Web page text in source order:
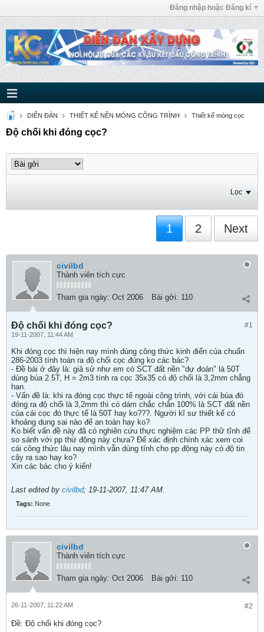
Đăng nhập hoặc Đăng kí
DIỄN ĐÀN THIẾT KẾ NỀN MÓNG CÔNG TRÌNH Thiết kế móng cọc
Độ chối khi đóng cọc?
Lọc
1 2 Next
civilbd
Thành viên tích cực
Tham gia ngày: Oct 2006 Bài gởi: 110
#1
Độ chối khi đóng cọc?
19-11-2007, 11:44 AM
Khi đóng cọc thì hiện nay mình dùng công thức kinh điển của chuẩn
286-2003 tính toán ra độ chối cọc đúng ko các bác?
- Đề bài ở đây là: giả sử như em có SCT đất nền "dự đoán" là 50T
dùng búa 2.5T, H = 2m3 tính ra cọc 35x35 có độ chối là 3,2mm chẳng
han.
- Vấn đề là: khi ra đóng cọc thực tế ngoài công trình, với cái búa đó
đóng ra độ chối là 3,2mm thì có dám chắc chắn 100% là SCT đất nền
của cái cọc đó thực tế là 50T hay ko???. Người kĩ sư thiết kế có
khoảng dung sai nào để an toàn hay ko?
Ko biết vấn đề này đã có nghiên cứu thực nghiệm các PP thữ tĩnh để
so sánh với pp thử động này chưa? Để xác định chính xác xem coi
cái công thức lâu nay mình vẫn dùng tính cho pp động này có độ tin
cậy ra sao hay ko?
Xin các bác cho ý kiến!
Last edited by civilbd; 19-11-2007, 11:47 AM.
Tags: None
civilbd
Thành viên tích cực
Tham gia ngày: Oct 2006 Bài gởi: 110
#2
26-11-2007, 11:22 AM
Ðề: Độ chối khi đóng cọc?